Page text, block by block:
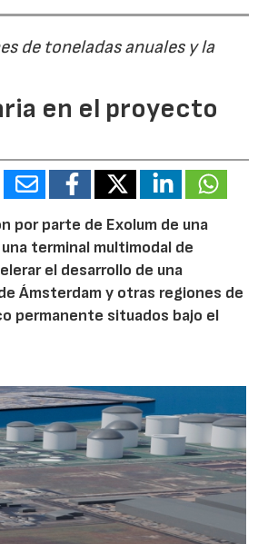
de toneladas anuales y la
en el proyecto
por parte de Exolum de una
terminal multimodal de
el desarrollo de una
Ámsterdam y otras regiones de
permanente situados bajo el